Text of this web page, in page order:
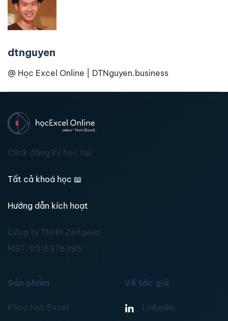
dtnguyen
@ Học Excel Online | DTNguyen.business
Click đăng ký học tại:
Tất cả khoá học 📖
Hướng dẫn kích hoạt
Công ty TNHH Zeitgeist
MST: 0315976395
Sản phẩm
Khóa học Excel
Về tác giả
Linkedin